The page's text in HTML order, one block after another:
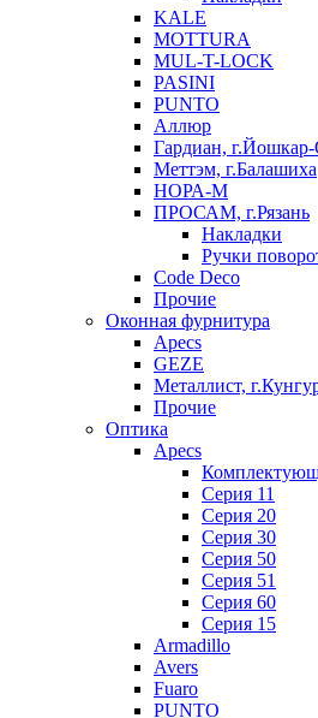
KALE
MOTTURA
MUL-T-LOCK
PASINI
PUNTO
Аллюр
Гардиан,
Меттэм, г.Балашиха
НОРА-М
ПРОСАМ, г.Рязань
Накладки
Ручки
Code Deco
Прочие
Оконная фурнитура
Apecs
GEZE
Металлист,
Прочие
Оптика
Apecs
Серия 11
Серия 20
Серия 30
Серия 50
Серия 51
Серия 60
Серия 15
Armadillo
Avers
Fuaro
PUNTO